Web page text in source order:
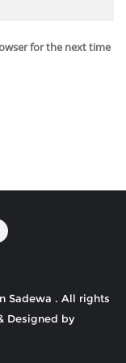
for the next time
Sadewa . All rights
Designed by